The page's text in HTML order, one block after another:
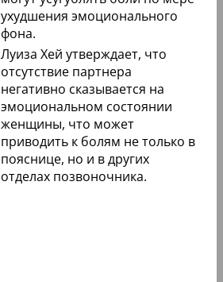
ухудшения эмоционального
фона.
Луиза Хей утверждает, что
отсутствие партнера
негативно сказывается на
эмоциональном состоянии
женщины, что может
приводить к болям не только в
пояснице, но и в других
отделах позвоночника.